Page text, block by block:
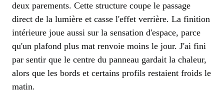
deux parements. Cette structure coupe le passage
direct de la lumière et casse l'effet verrière. La finition
intérieure joue aussi sur la sensation d'espace, parce
qu'un plafond plus mat renvoie moins le jour. J'ai fini
par sentir que le centre du panneau gardait la chaleur,
alors que les bords et certains profils restaient froids le
matin.